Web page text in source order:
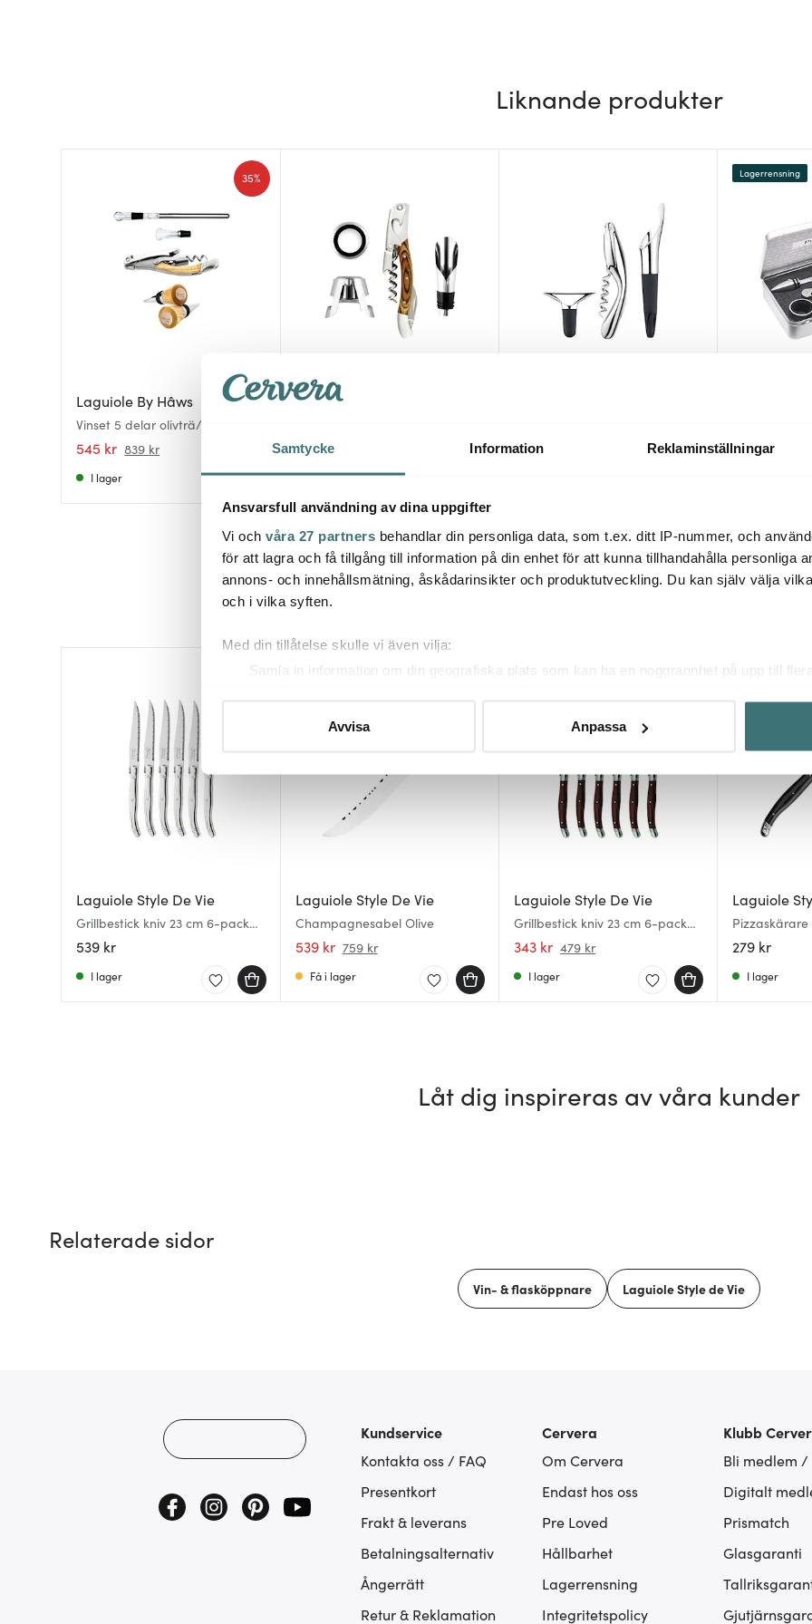
Samtycke Information Reklaminställningar
Ansvarsfull användning av dina uppgifter
Vi och våra 27 partners behandlar din personliga data, som t.ex. ditt IP-nummer, och
för att lagra och få tillgång till information på din enhet för att kunna tillhandahålla personliga
annons- och innehållsmätning, åskådarinsikter och produktutveckling. Du kan själv välja
och i vilka syften.
Med din tillåtelse skulle vi även vilja:
Samla in information om din geografiska plats som kan ha en noggrannhet på upp till
eller dra tillbaka ditt samtycke när som helst från cookie-förklaringen.
Vi använder cookies för att innehållet och annonserna ska anpassas efter det som vi tror
att vi kan analysera vår trafik och göra hemsidan ännu bättre. Du bestämmer själv vilka
Avvisa Anpassa
Liknande produkter
Laguiole By Hâws
Vinset 5 delar olivträ/ek
545 kr 839 kr
35%
I lager
Legnoart
499 kr
I lager
Borstad Rostrittstål
1559 kr 459 kr
Lagerrensning
Du kanske också gillar
Laguiole Style De Vie
Grillbestick kniv 23 cm 6-pack
Stainless
539 kr
I lager
Laguiole Style De Vie
Champagnesabel Olive
539 kr 759 kr
Få i lager
Laguiole Style De Vie
Grillbestick kniv 23 cm 6-pack
Dark Wood
343 kr 479 kr
I lager
Laguiole
279 kr
I lager
Låt dig inspireras av våra kunder
Relaterade sidor
Vin- & flasköppnare Laguiole Style de Vie
Kundservice
Kontakta oss / FAQ
Presentkort
Frakt & leverans
Betalningsalternativ
Ångerrätt
Retur & Reklamation
Cervera
Om Cervera
Endast hos oss
Pre Loved
Hållbarhet
Lagerrensning
Integritetspolicy
Klubb
Bli medlem /
Digitalt
Prismatch
Glasgaranti